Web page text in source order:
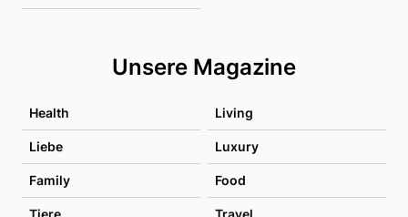
Unsere Magazine
Health Living
Liebe Luxury
Family Food
Tiere Travel